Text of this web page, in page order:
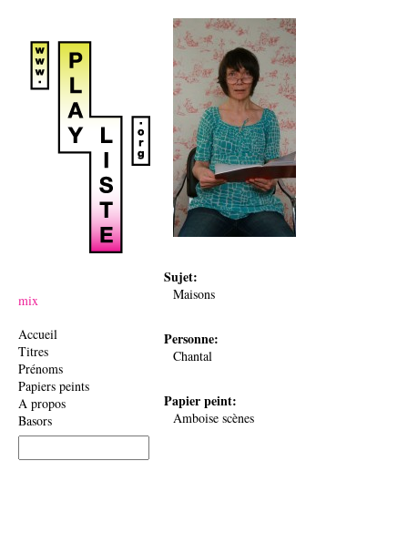
Sujet:
Maisons
Personne:
Chantal
Papier peint:
Amboise scènes
mix
Accueil
Titres
Prénoms
Papiers peints
A propos
Basors